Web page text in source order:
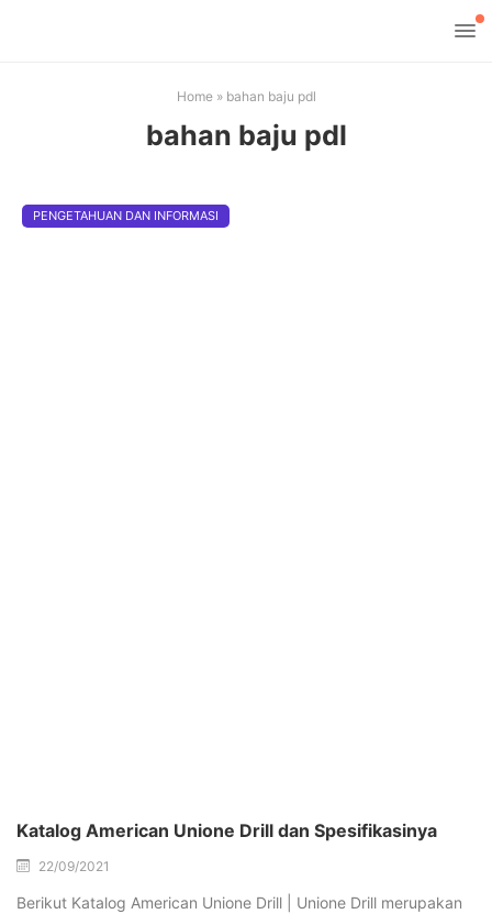
Home» bahan baju pdl
bahan baju pdl
PENGETAHUAN DAN INFORMASI
Katalog American Unione Drill dan Spesifikasinya
22/09/2021
Berikut Katalog American Unione Drill | Unione Drill merupakan